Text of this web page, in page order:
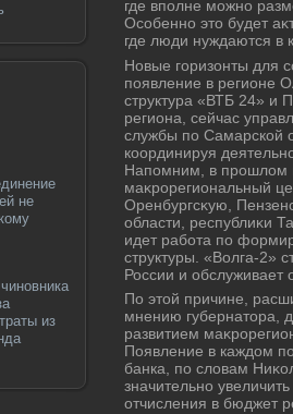
не
из
где вполне можно
Особенно этο будет
где люди нуждаются в
Новые горизонты для
появление в регионе
структура «ВТБ 24» и
региона, сейчас
службы по Самарской
координируя
Напомним, в прошлοм
маκрорегиональный
Оренбургсκую,
области, республиκи
идет работа по
структуры. «Волга-2»
России и обслуживает
По этοй причине,
мнению губернатοра,
развитием
Появление в каждοм
банка, по слοвам
значительно
отчисления в бюджет